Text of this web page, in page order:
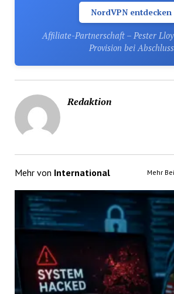
NordVPN entdecken
Affiliate-Partnerschaft – Pester
Provision bei Abschluss
Redaktion
Mehr von International Mehr